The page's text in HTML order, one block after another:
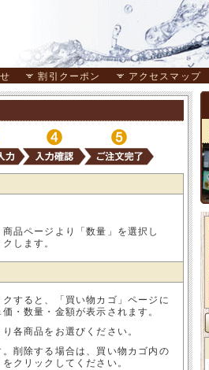
割引クーポン アクセスマップ
品ページより「数量」を選択し
します。
すると、「買い物カゴ」ページに
・数量・金額が表示されます。
各商品をお選びください。
削除する場合は、買い物カゴ内の
クリックしてください。